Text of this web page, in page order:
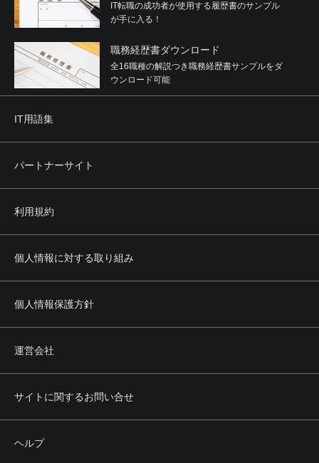
IT転職の成功者が使用する履歴書のサンプル
が手に入る！
職務経歴書ダウンロード
全16職種の解説つき職務経歴書サンプルをダ
ウンロード可能
IT用語集
パートナーサイト
利用規約
個人情報に対する取り組み
個人情報保護方針
運営会社
サイトに関するお問い合せ
ヘルプ